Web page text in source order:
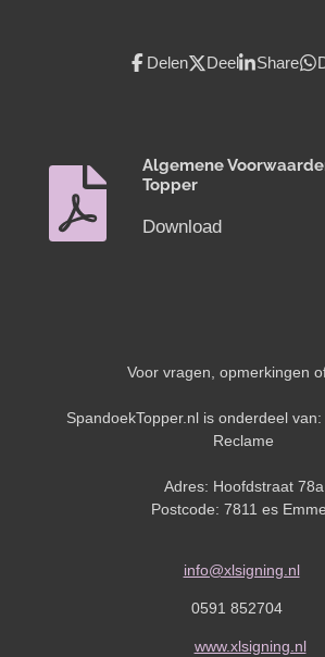
Delen Deel Share
Algemene
Topper
Download
Voor vragen, opmerkingen
SpandoekTopper.nl is onderdeel
Reclame
Adres: Hoofdstraat 78a
Postcode: 7811 es
info@xlsigning.nl
0591 852704
www.xlsigning.nl